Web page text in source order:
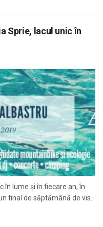
Sprie, lacul unic în
în lume şi în fiecare an, în
final de săptămână de vis.